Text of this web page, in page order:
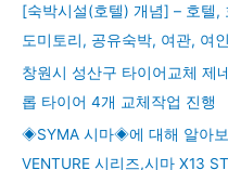
[숙박시설(호텔) 개념] – 호텔,
도미토리, 공유숙박, 여관, 여
창원시 성산구 타이어교체 제
롭 타이어 4개 교체작업 진행
◈SYMA 시마◈에 대해 알아보
VENTURE 시리즈,시마 X13